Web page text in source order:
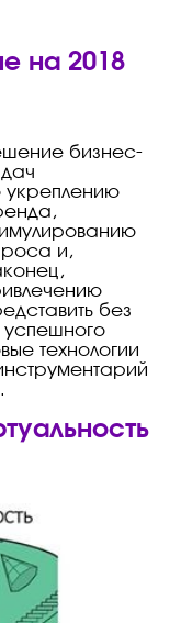
на 2018
бизнес-
укреплению
и,
без
успешного
технологии